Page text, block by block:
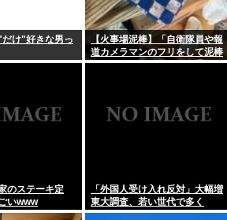
靴とか馬鹿にされる
マンのフリをして泥棒を…」 ...
け"好きな男っ
【火事場泥棒】「自衛隊員や報
道カメラマンのフリをして泥棒
を…」 500万円分の預金通帳を
のステーキ定
いwww
「外国人受け入れ反対」大幅増
東大調査、若い世代で多く